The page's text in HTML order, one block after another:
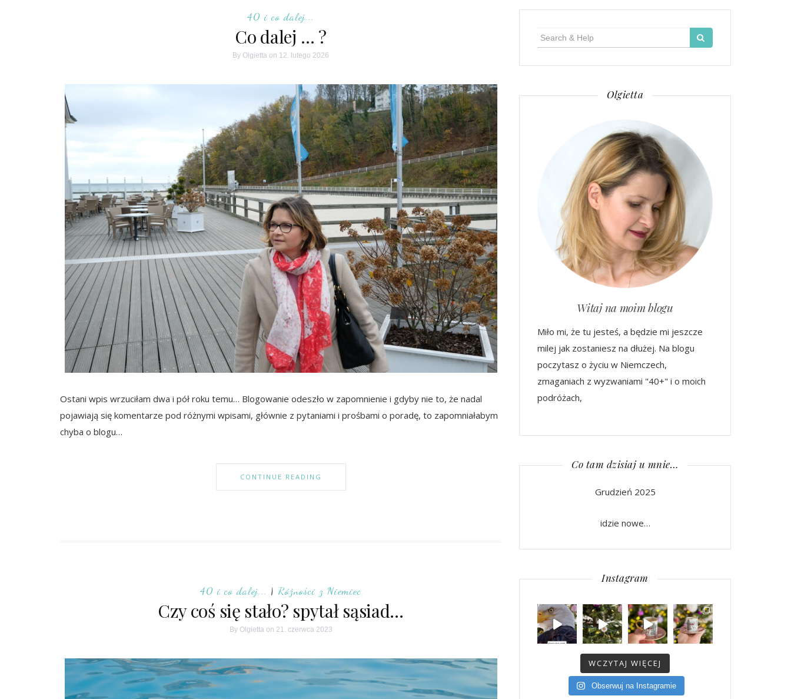
40 i co dalej...
Co dalej … ?
By Olgietta on 12. lutego 2026
Ostani wpis wrzuciłam dwa i pół roku temu… Blogowanie odeszło w zapomnienie i gdyby nie to, że nadal
pojawiają się komentarze pod różnymi wpisami, głównie z pytaniami i prośbami o poradę, to zapomniałabym
chyba o blogu…
CONTINUE READING
40 i co dalej... | Różności z Niemiec
Czy coś się stało? spytał sąsiad…
By Olgiettaon 21. czerwca 2023
Olgietta
Witaj na moim blogu
Miło mi, że tu jesteś, a będzie mi jeszcze
milej jak zostaniesz na dłużej. Na blogu
poczytasz o życiu w Niemczech,
zmaganiach z wyzwaniami "40+" i o moich
podróżach,
Co tam dzisiaj u mnie…
Grudzień 2025
idzie nowe…
Instagram
WCZYTAJ WIĘCEJ
Obserwuj na Instagramie